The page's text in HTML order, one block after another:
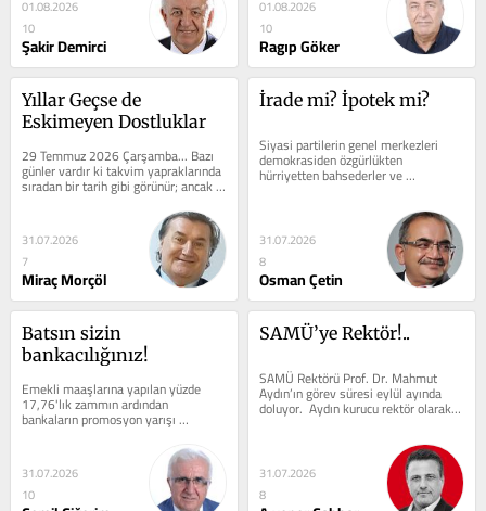
01.08.2026
10
Şakir Demirci
01.08.2026
10
Ragıp Göker
Yıllar Geçse de
Eskimeyen Dostluklar
29 Temmuz 2026 Çarşamba... Bazı
günler vardır ki takvim yapraklarında
sıradan bir tarih gibi görünür; ancak
insanın yüreğinde ömür boyu...
31.07.2026
7
Miraç Morçöl
İrade mi? İpotek mi?
Siyasi partilerin genel merkezleri
demokrasiden özgürlükten
hürriyetten bahsederler ve
seçmenlerine bu saydıklarımın her
31.07.2026
8
Osman Çetin
Batsın sizin
bankacılığınız!
Emekli maaşlarına yapılan yüzde
17,76'lık zammın ardından
bankaların promosyon yarışı
hızlandı.  Nakit ödemelerin yanı sıra...
31.07.2026
10
SAMÜ’ye Rektör!..
SAMÜ Rektörü Prof. Dr. Mahmut
Aydın’ın görev süresi eylül ayında
doluyor.  Aydın kurucu rektör olarak
öyle güzel çalışmalar yaptı...
31.07.2026
8